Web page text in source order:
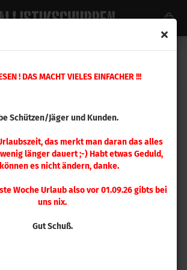
! DAS MACHT VIELES EINFACHER !!!
Schützen/Jäger und Kunden.
das merkt man daran das alles
länger dauert ;-) Habt etwas Geduld,
es nicht ändern, danke.
Woche Urlaub also vor 01.09.26 gibts bei
uns nix.
Gut Schuß.